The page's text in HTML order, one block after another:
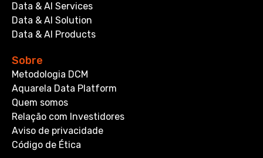
Data & AI Services
Data & AI Solution
Data & AI Products
Sobre
Metodologia DCM
Aquarela Data Platform
Quem somos
Relação com Investidores
Aviso de privacidade
Código de Ética